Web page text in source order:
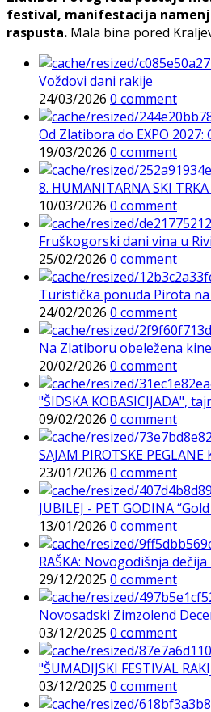
festival, manifestacija
raspusta. Mala bina pored
Voždovi dani rakije
24/03/2026 0 comment
Od Zlatibora do EXPO 2027:
19/03/2026 0 comment
8. HUMANITARNA SKI TRKA
10/03/2026 0 comment
Fruškogorski dani vina u
25/02/2026 0 comment
Turistička ponuda Pirota na
24/02/2026 0 comment
Na Zlatiboru obeležena
20/02/2026 0 comment
"ŠIDSKA KOBASICIJADA",
09/02/2026 0 comment
SAJAM PIROTSKE PEGLANE
23/01/2026 0 comment
JUBILEJ - PET GODINA
13/01/2026 0 comment
RAŠKA: Novogodišnja
29/12/2025 0 comment
Novosadski Zimzolend
03/12/2025 0 comment
"ŠUMADIJSKI FESTIVAL
03/12/2025 0 comment